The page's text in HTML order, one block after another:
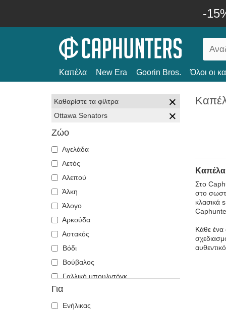
-
Καπέλα New Era Goorin Bros. Όλοι οι
Καθαρίστε τα φίλτρα
Ottawa Senators
Ζώο
Αγελάδα
Αετός
Αλεπού
Άλκη
Άλογο
Αρκούδα
Αστακός
Βόδι
Βούβαλος
Γαλλικό μπουλντόγκ
Γάλλος
Γάτα
Για
Ενήλικας
Στο
στο
κλασικά
Κάθε ένα